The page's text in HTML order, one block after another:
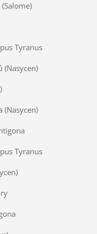
Tyranus
(Nasycen)
(Nasycen)
Tyranus